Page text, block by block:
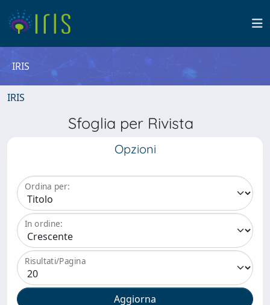
IRIS
IRIS
Sfoglia per Rivista
Opzioni
Ordina per:
In ordine:
Risultati/Pagina